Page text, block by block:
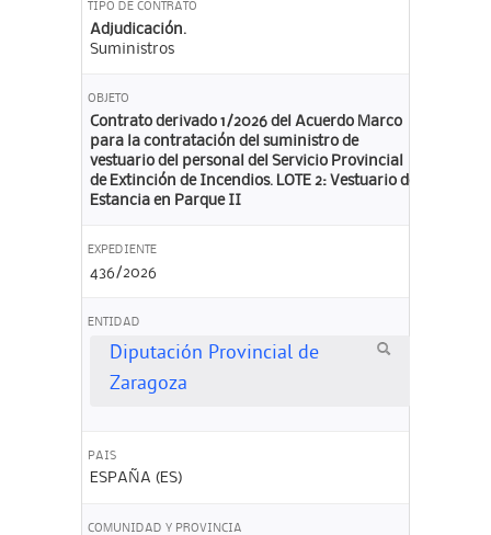
TIPO DE CONTRATO
Adjudicación.
Suministros
OBJETO
Contrato derivado 1/2026 del Acuerdo Marco
para la contratación del suministro de
vestuario del personal del Servicio Provincial
de Extinción de Incendios. LOTE 2: Vestuario de
Estancia en Parque II
EXPEDIENTE
436/2026
ENTIDAD
Diputación Provincial de
Zaragoza
PAIS
ESPAÑA (ES)
COMUNIDAD Y PROVINCIA